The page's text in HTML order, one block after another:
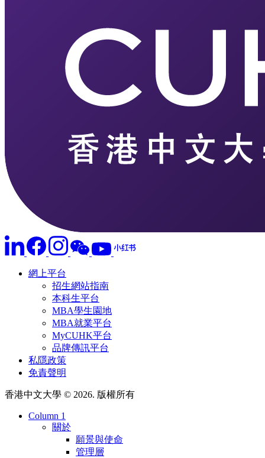
網上平台
招生網站指南
本科生平台
MBA學生園地
MBA就業平台
MyCUHK平台
品牌傳訊平台
私隱政策
免責聲明
香港中文大學 © 2026. 版權所有
Column 1
關於
願景與使命
管理層